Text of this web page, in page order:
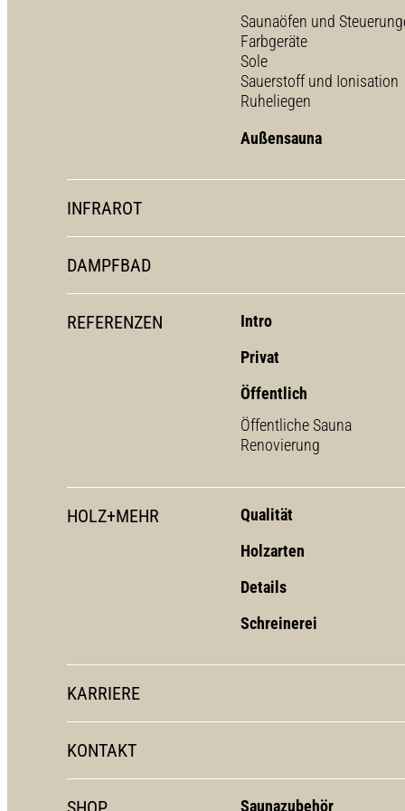
Saunaöfen und
Farbgeräte
Sole
Sauerstoff und Ionisation
Ruheliegen
Außensauna
INFRAROT
DAMPFBAD
REFERENZEN
Intro
Privat
Öffentlich
Öffentliche Sauna
Renovierung
HOLZ+MEHR
Qualität
Holzarten
Details
Schreinerei
KARRIERE
KONTAKT
Saunazubehör